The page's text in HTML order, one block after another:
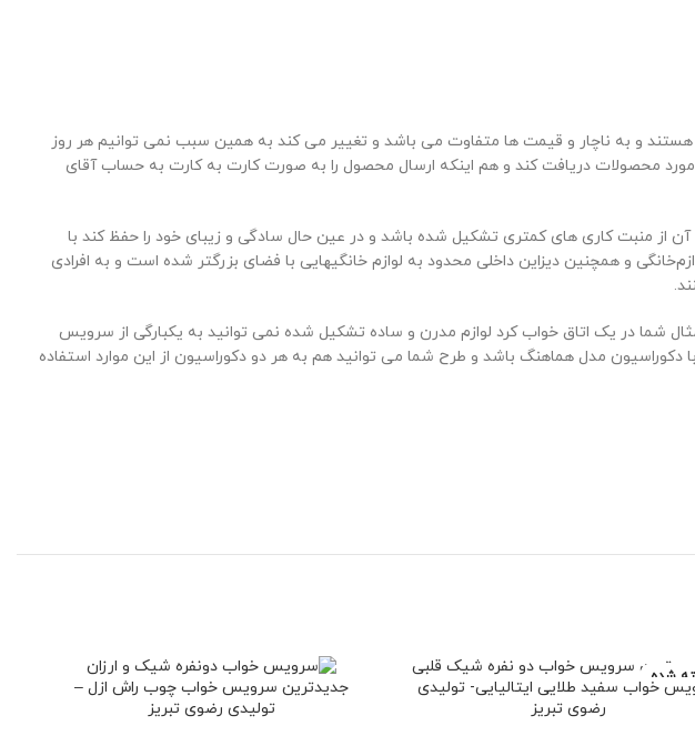
هستند و به ناچار و قیمت ها متفاوت می باشد و تغییر می کند به همین سبب نمی توانیم هر روز
محصولات دریافت کند و هم اینکه ارسال محصول را به صورت کارت به کارت به حساب آقای
منبت کاری های کمتری تشکیل شده باشد و در عین حال سادگی و زیبای خود را حفظ کند با
و همچنین دیزاین داخلی محدود به لوازم خانگیهایی با فضای بزرگتر شده است و به افرادی
شما در یک اتاق خواب کرد لوازم مدرن و ساده تشکیل شده نمی توانید به یکبارگی از سرویس
مدل هماهنگ باشد و طرح شما می توانید هم به هر دو دکوراسیون از این موارد استفاده
شده
خواب سفید طلایی ایتالیایی- تولیدی
رضوی تبریز
جدیدترین سرویس خواب چوب راش ازل –
تولیدی رضوی تبریز